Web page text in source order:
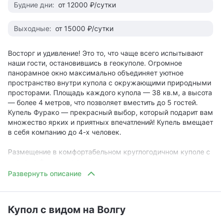
• локальные фермерские продукты;
• красивая подача;
• стильный интерьер;
• приятная музыка;
• уютный камин;
— 2 костровые зоны;
— зона у воды с шезлонгами;
— летний кинотеатр;
— понтонный причал; —
— сауна с панорамным окном и двумя купелями фурако.
Вожатые обожают детей и это взаимно. В глэмпинге есть
после кулинарные мастер-классы, где каждый сможет не
только попробовать себя в роли шеф-повара, но и
приобрести навыки работы в команде;
Будние дни: от 12000 ₽/сутки
Выходные: от 15000 ₽/сутки
Восторг и удивление! Это то, что чаще всего испытывают
наши гости, остановившись в геокуполе. Огромное
панорамное окно максимально объединяет уютное
пространство внутри купола с окружающими природными
просторами. Площадь каждого купола — 38 кв.м, а высота
— более 4 метров, что позволяет вместить до 5 гостей.
Купель Фурако — прекрасный выбор, который подарит вам
множество ярких и приятных впечатлений! Купель вмещает
в себя компанию до 4-х человек.
Размещение в комфортабельном круглогодичном куполе с
— авторской дизайн;
книг и всего того, что может пригодиться;
Купол с видом на Волгу